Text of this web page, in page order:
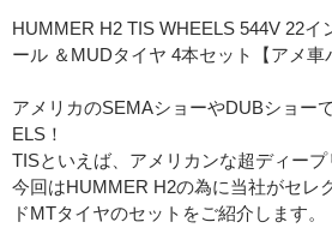
HUMMER H2 TIS WHEELS 544V 22イ
ール ＆MUDタイヤ 4本セット【アメ車
アメリカのSEMAショーやDUBショー
ELS！
TISといえば、アメリカンな超ディープ
今回はHUMMER H2の為に当社がセレ
ドMTタイヤのセットをご紹介します。